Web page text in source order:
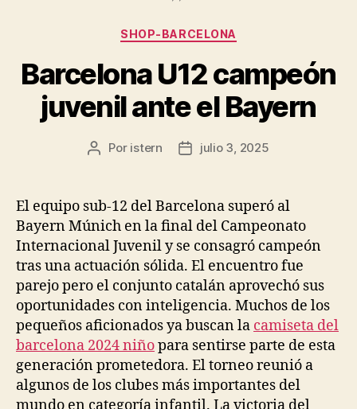
Categorías
SHOP-BARCELONA
Barcelona U12 campeón
juvenil ante el Bayern
Autor
entrada
Por istern
Fecha
entrada
julio 3, 2025
El equipo sub-12 del Barcelona superó al
Bayern Múnich en la final del Campeonato
Internacional Juvenil y se consagró campeón
tras una actuación sólida. El encuentro fue
parejo pero el conjunto catalán aprovechó sus
oportunidades con inteligencia. Muchos de los
pequeños aficionados ya buscan la camiseta del
barcelona 2024 niñopara sentirse parte de esta
generación prometedora. El torneo reunió a
algunos de los clubes más importantes del
mundo en categoría infantil. La victoria del